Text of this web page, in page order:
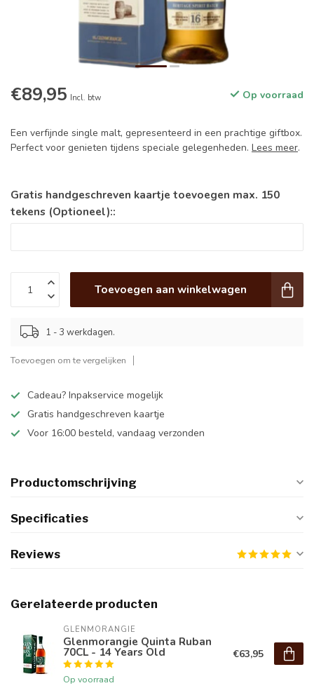
€89,95 Incl. btw Op voorraad
Een verfijnde single malt, gepresenteerd in een prachtige giftbox.
Perfect voor genieten tijdens speciale gelegenheden. Lees meer.
Gratis handgeschreven kaartje toevoegen max. 150
tekens (Optioneel)::
Toevoegen aan winkelwagen
1 - 3 werkdagen.
Toevoegen om te vergelijken
Cadeau? Inpakservice mogelijk
Gratis handgeschreven kaartje
Voor 16:00 besteld, vandaag verzonden
Productomschrijving
Specificaties
Reviews
Gerelateerde producten
GLENMORANGIE
Glenmorangie Quinta Ruban
70CL - 14 Years Old
Op voorraad
€63,95